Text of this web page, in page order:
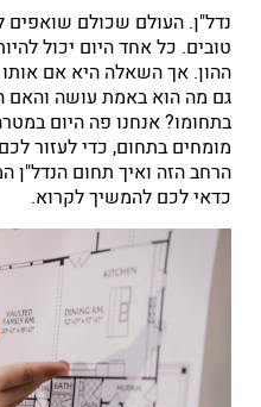
נדל"ן. העולם שכולם שואפים
טובים. כל אחד היום יכול
ההון. אך השאלה היא אם
גם מה הוא באמת עושה והאם
בתחומו? אנחנו פה היום
מומחים בתחום, כדי לעזור
הרחב הזה ואיך תחום הנדל"ן
כדאי לכם להמשיך לקרוא.